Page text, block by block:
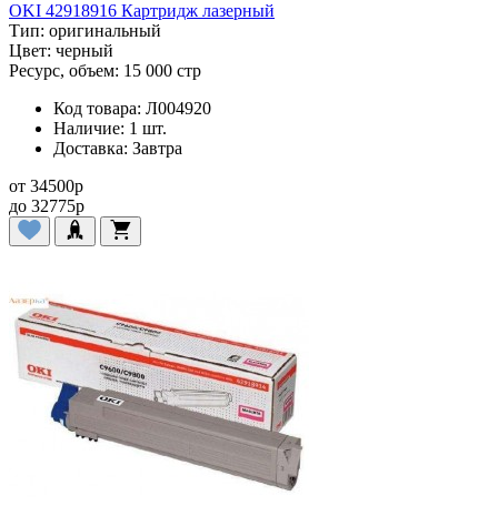
OKI 42918916 Картридж лазерный
Тип: оригинальный
Цвет: черный
Ресурс, объем: 15 000 стр
Код товара: Л004920
Наличие: 1 шт.
Доставка: Завтра
от 34500p
до 32775p